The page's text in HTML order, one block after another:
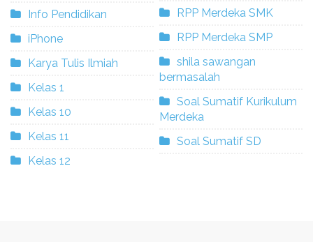
Info Pendidikan
iPhone
Karya Tulis Ilmiah
Kelas 1
Kelas 10
Kelas 11
Kelas 12
RPP Merdeka SMK
RPP Merdeka SMP
shila sawangan
bermasalah
Soal Sumatif Kurikulum
Merdeka
Soal Sumatif SD